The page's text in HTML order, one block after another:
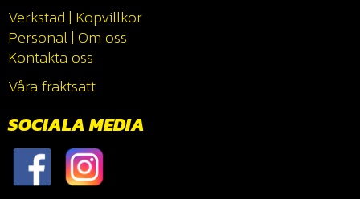
Verkstad | Köpvillkor
Personal| Om oss
Kontakta oss
Våra fraktsätt
SOCIALA MEDIA